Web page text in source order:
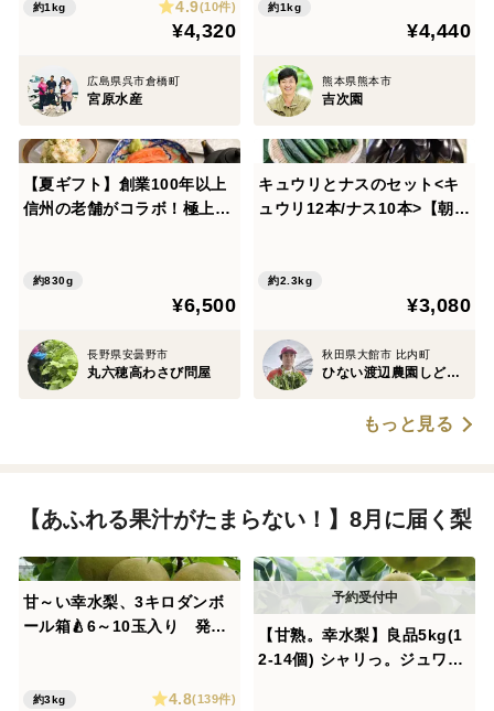
約1kg 4.9(10件)
¥4,320
広島県呉市倉橋町
宮原水産
ル箱】
約1kg
¥4,440
熊本県熊本市
吉次園
【夏ギフト】創業100年以上
信州の老舗がコラボ！極上わ
約830g
¥6,500
長野県安曇野市
丸六穂高わさび問屋
キュウリとナスのセット<キ
ュウリ12本/ナス10本>【朝ど
約2.3kg
¥3,080
秋田県大館市 比内町
ひない渡辺農園しどけ村
もっと見る
【あふれる果汁がたまらない！】8月に届く梨
甘～い幸水梨、3キロダンボ
ール箱🍐6～10玉入り 発送
約3kg 4.8(139件)
【甘熟。幸水梨】良品5kg(1
2-14個) シャリっ。ジュワ